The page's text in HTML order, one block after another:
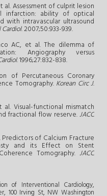
al. Assessment of culprit lesion
infarction: ability of optical
with intravascular ultrasound
Cardiol. 2007;50:933-939.
AC, et al. The dilemma of
Angiography versus
. 1996;27:832-838.
of Percutaneous Coronary
Tomography. Korean Circ J.
al. Visual-functional mismatch
fractional flow reserve.JACC
Predictors of Calcium Fracture
and its Effect on Stent
Tomography. JACC
of Interventional Cardiology,
100 Irving St, NW Washington